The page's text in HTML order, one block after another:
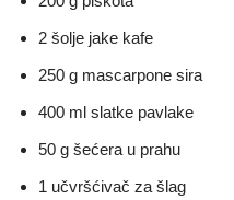
2 šolje jake kafe
250 g mascarpone sira
400 ml slatke pavlake
50 g šećera u prahu
1 učvršćivač za šlag